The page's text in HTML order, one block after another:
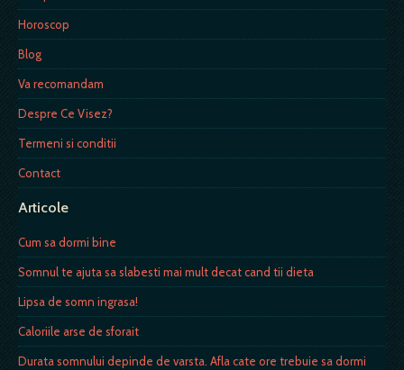
Horoscop
Blog
Va recomandam
Despre Ce Visez?
Termeni si conditii
Contact
Articole
Cum sa dormi bine
Somnul te ajuta sa slabesti mai mult decat cand tii dieta
Lipsa de somn ingrasa!
Caloriile arse de sforait
Durata somnului depinde de varsta. Afla cate ore trebuie sa dormi